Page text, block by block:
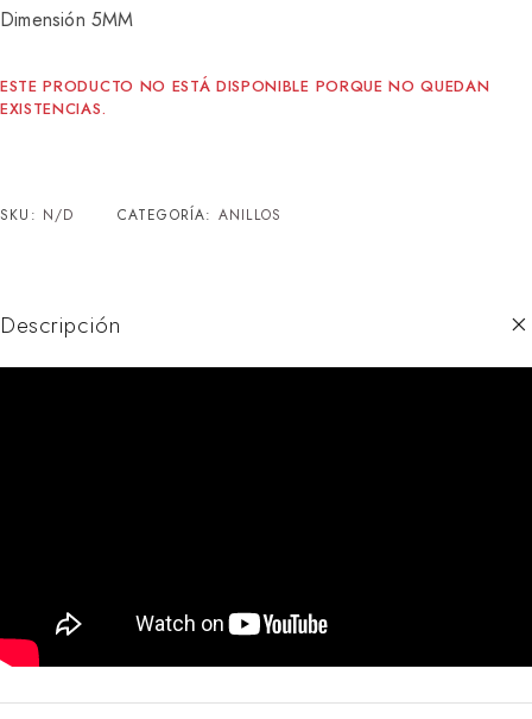
Dimensión 5MM
ESTE PRODUCTO NO ESTÁ DISPONIBLE PORQUE NO QUEDAN
EXISTENCIAS.
SKU: N/D CATEGORÍA: ANILLOS
Descripción